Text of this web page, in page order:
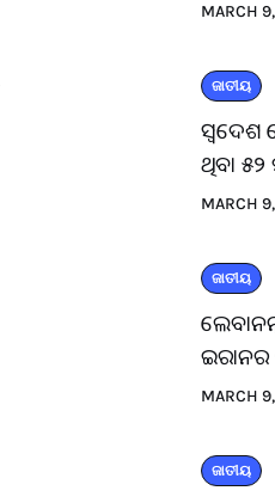
MARCH
ଜାତୀୟ
ସ୍ବଦେଶ
ଥିବା ୫୨
MARCH
ଜାତୀୟ
ଇରାନର
MARCH
ଜାତୀୟ